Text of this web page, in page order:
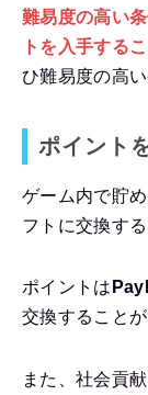
難易度の高い
トを入手する
ひ難易度の高
ポイント
ゲーム内で貯
フトに交換す
ポイントは
交換することが
また、社会貢